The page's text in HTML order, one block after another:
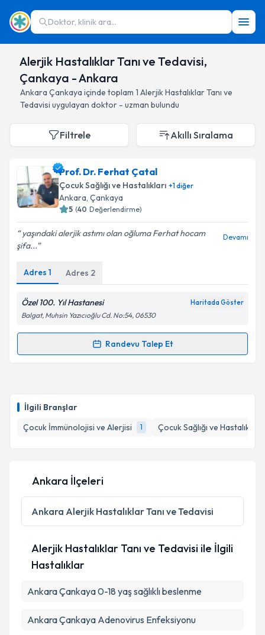
Doktor, klinik ara...
Alerjik Hastalıklar Tanı ve Tedavisi,
Çankaya - Ankara
Ankara Çankaya içinde toplam 1 Alerjik Hastalıklar Tanı ve
Tedavisi uygulayan doktor - uzman bulundu
İlgili Branşlar
Çocuk İmmünolojisi ve Alerjisi
1 Çocuk Sağlığı ve Hastalıkları
Filtrele Akıllı Sıralama
Prof. Dr. Ferhat Çatal
Çocuk Sağlığı ve Hastalıkları +1diğer
Ankara, Çankaya
5 (40 Değerlendirme)
yaşındaki alerjik astımı olan oğluma Ferhat hocam
şifa...
Devamı
Adres 1 Adres 2
Özel 100. Yıl Hastanesi Haritada Göster
Balgat, Muhsin Yazıcıoğlu Cd. No:54, 06530
Randevu Talep Et
Randevu Takvimi Talebi
takvim hazırlandığında e-posta ile bilgilendireceğiz.
Kişisel verilerimin işlenmesine ilişkinAydınlatma
Metni
'ni okudum ve kişisel verilerimin belirtilen
kapsamda işlenmesini kabul ediyorum.
Takvim Talebini Gönder
Ankara İlçeleri
Ankara Alerjik Hastalıklar Tanı ve Tedavisi
Alerjik Hastalıklar Tanı ve Tedavisi ile İlgili
Hastalıklar
Ankara Çankaya 0-18 yaş sağlıklı beslenme
Ankara Çankaya Adenovirus Enfeksiyonu